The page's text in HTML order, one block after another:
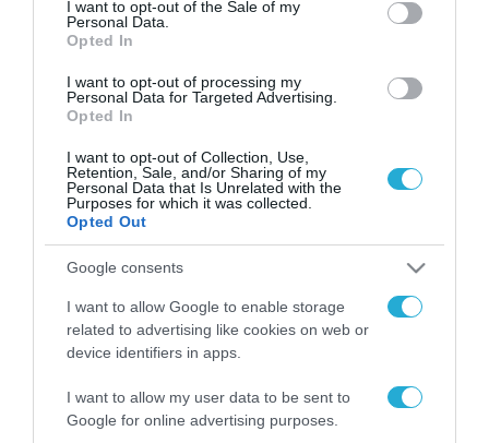
I want to opt-out of the Sale of my
Personal Data.
Opted In
I want to opt-out of processing my
Personal Data for Targeted Advertising.
Opted In
I want to opt-out of Collection, Use,
Retention, Sale, and/or Sharing of my
Personal Data that Is Unrelated with the
Purposes for which it was collected.
Opted Out
Google consents
I want to allow Google to enable storage
related to advertising like cookies on web or
device identifiers in apps.
I want to allow my user data to be sent to
Google for online advertising purposes.
ΡΟΗ ΕΙΔΗΣΕΩΝ
Το χρηματοδοτούμενο
από την ΕΕ έργο “The
Gaming Police”
ενισχύει την ασφάλεια
των παιδιών στο
διαδίκτυο
31.07.2026
ΑΑΔΕ: Διευκρινίσεις
για τα πρόστιμα σε